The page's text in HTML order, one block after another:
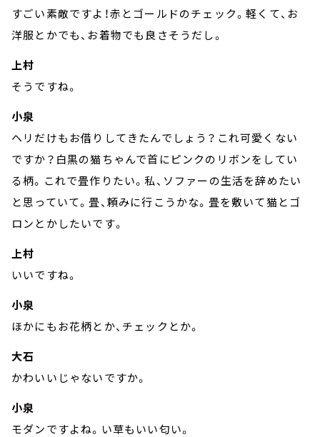
すごい素敵ですよ！赤とゴールドのチェック。軽くて、お
洋服とかでも、お着物でも良さそうだし。
上村
そうですね。
小泉
ヘリだけもお借りしてきたんでしょう？これ可愛くない
ですか？白黒の猫ちゃんで首にピンクのリボンをしてい
る柄。これで畳作りたい。私、ソファーの生活を辞めたい
と思っていて。畳、頼みに行こうかな。畳を敷いて猫とゴ
ロンとかしたいです。
上村
いいですね。
小泉
ほかにもお花柄とか、チェックとか。
大石
かわいいじゃないですか。
小泉
モダンですよね。い草もいい匂い。